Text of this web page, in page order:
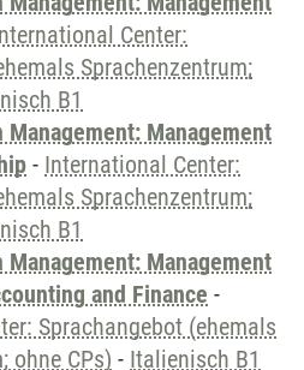
Center:
Sprachenzentrum;
B1
Management
- International Center:
Sprachenzentrum;
B1
Management
and Finance -
Sprachangebot (ehemals
ohne CPs) - Italienisch B1